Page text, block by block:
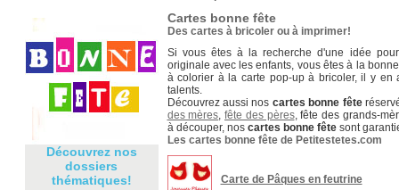
Découvrez nos
dossiers
thématiques!
Cartes bonne fête
Des cartes à bricoler ou à imprimer!
Si vous êtes à la recherche d'une idée
originale avec les enfants, vous êtes à la
à colorier à la carte pop-up à bricoler, il y en
talents.
Découvrez aussi nos cartes bonne fête
des mères, fête des pères, fête des grands-
à découper, nos cartes bonne fêtesont
Les cartes bonne fête de Petitestetes.com
Carte de Pâques en feutrine